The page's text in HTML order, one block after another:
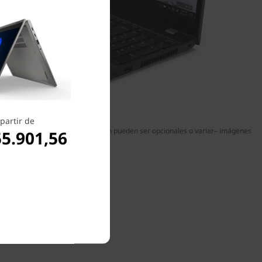
algunos puertos/ranuras también pueden ser opcionales o variar– imágenes
ilustrativas.
de